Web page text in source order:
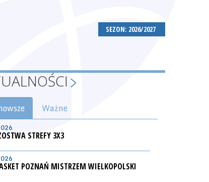
SEZON: 2026/2027
Ważne
STREFY 3X3
POZNAŃ MISTRZEM WIELKOPOLSKI